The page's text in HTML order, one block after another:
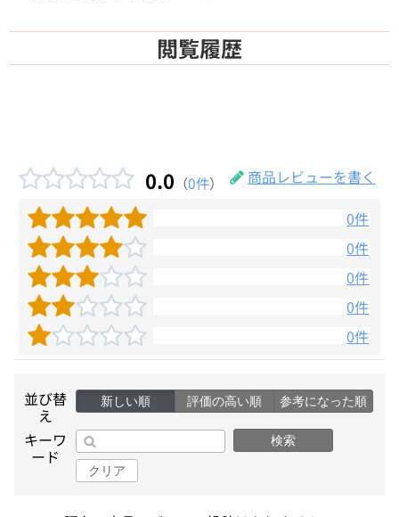
閲覧履歴
0.0 （0件）
商品レビューを書く
0件
0件
0件
0件
0件
並び替
え
新しい順 評価の高い順 参考になった順
キーワ
ード
検索
クリア